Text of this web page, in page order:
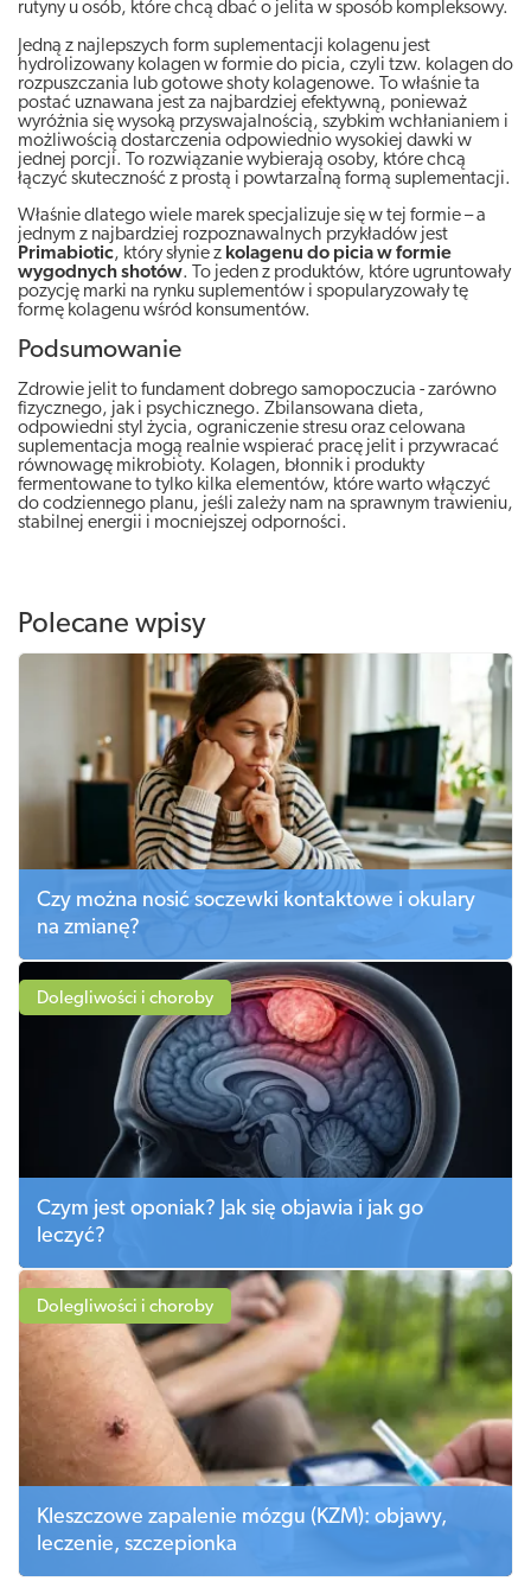
rutyny u osób, które chcą dbać o jelita w sposób kompleksowy.
Jedną z najlepszych form suplementacji kolagenu jest
hydrolizowany kolagen w formie do picia, czyli tzw. kolagen do
rozpuszczania lub gotowe shoty kolagenowe. To właśnie ta
postać uznawana jest za najbardziej efektywną, ponieważ
wyróżnia się wysoką przyswajalnością, szybkim wchłanianiem i
możliwością dostarczenia odpowiednio wysokiej dawki w
jednej porcji. To rozwiązanie wybierają osoby, które chcą
łączyć skuteczność z prostą i powtarzalną formą suplementacji.
Właśnie dlatego wiele marek specjalizuje się w tej formie – a
jednym z najbardziej rozpoznawalnych przykładów jest
Primabiotic, który słynie z kolagenu do picia w formie
wygodnych shotów. To jeden z produktów, które ugruntowały
pozycję marki na rynku suplementów i spopularyzowały tę
formę kolagenu wśród konsumentów.
Podsumowanie
Zdrowie jelit to fundament dobrego samopoczucia - zarówno
fizycznego, jak i psychicznego. Zbilansowana dieta,
odpowiedni styl życia, ograniczenie stresu oraz celowana
suplementacja mogą realnie wspierać pracę jelit i przywracać
równowagę mikrobioty. Kolagen, błonnik i produkty
fermentowane to tylko kilka elementów, które warto włączyć
do codziennego planu, jeśli zależy nam na sprawnym trawieniu,
stabilnej energii i mocniejszej odporności.
Polecane wpisy
Czy można nosić soczewki kontaktowe i okulary
na zmianę?
Dolegliwości i choroby
Czym jest oponiak? Jak się objawia i jak go
leczyć?
Dolegliwości i choroby
Kleszczowe zapalenie mózgu (KZM): objawy,
leczenie, szczepionka